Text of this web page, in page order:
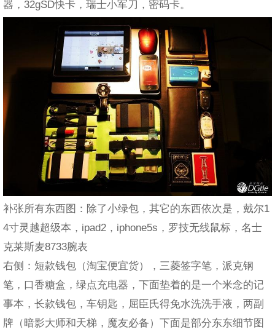
器，32gSD快卡，瑞士小军刀，密码卡。
补张所有东西图：除了小绿包，其它的东西依次是，戴尔1
4寸灵越超级本，ipad2，iphone5s，罗技无线鼠标，名士
克莱斯麦8733腕表
右侧：短款钱包（淘宝便宜货），三菱签字笔，派克钢
笔，口香糖盒，绿点充电器，下面垫着的是一个米念的记
事本，长款钱包，车钥匙，屈臣氏得免水洗洗手液，两副
牌（暗影大师和天梯，魔友必备）下面是部分东东细节图